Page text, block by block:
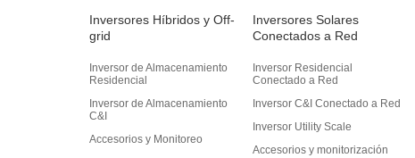
Inversores Híbridos y Off-
grid
Inversor de Almacenamiento
Residencial
Inversor de Almacenamiento
C&I
Accesorios y Monitoreo
Inversores Solares
Conectados a Red
Inversor Residencial
Conectado a Red
Inversor C&I Conectado a Red
Inversor Utility Scale
Accesorios y monitorización